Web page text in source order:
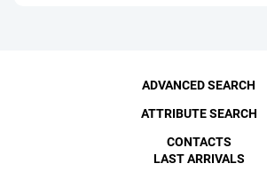
ADVANCED SEARCH
ATTRIBUTE SEARCH
CONTACTS
LAST ARRIVALS